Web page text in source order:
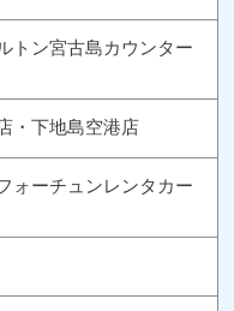
トン宮古島カウンター
・下地島空港店
ォーチュンレンタカー